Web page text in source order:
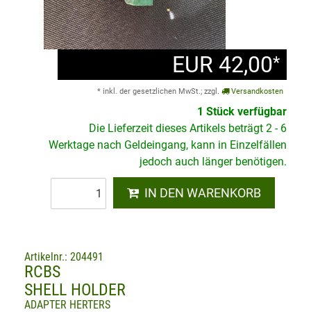
EUR 42,00*
* inkl. der gesetzlichen MwSt.; zzgl. Versandkosten
1 Stück verfügbar
Die Lieferzeit dieses Artikels beträgt 2 - 6
Werktage nach Geldeingang, kann in Einzelfällen
jedoch auch länger benötigen.
IN DEN WARENKORB
Artikelnr.: 204491
RCBS
SHELL HOLDER
ADAPTER HERTERS